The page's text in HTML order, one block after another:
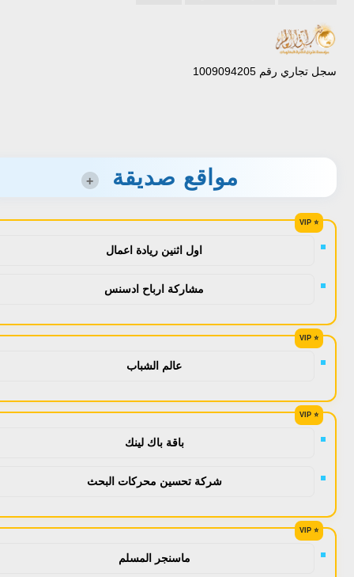
سجل تجاري رقم 1009094205
مواقع صديقة +
اول اثنين ريادة اعمال
مشاركة ارباح ادسنس
عالم الشباب
باقة باك لينك
شركة تحسين محركات البحث
ماسنجر المسلم